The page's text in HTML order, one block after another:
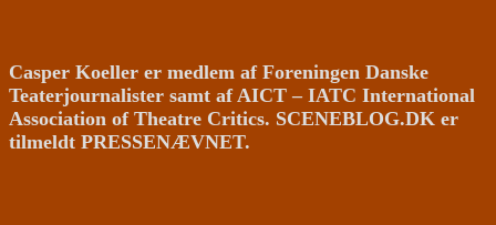
Casper Koeller er medlem af Foreningen Danske
Teaterjournalister samt af AICT – IATC International
Association of Theatre Critics. SCENEBLOG.DK er
tilmeldt PRESSENÆVNET.